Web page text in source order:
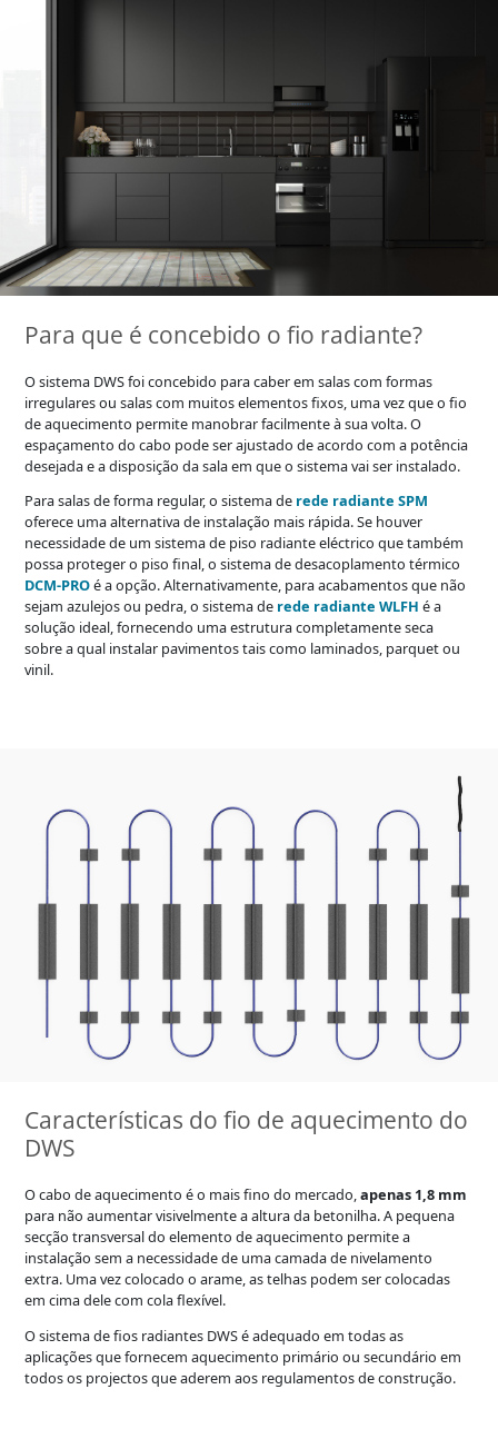
Para que é concebido o fio radiante?
O sistema DWS foi concebido para caber em salas com formas
irregulares ou salas com muitos elementos fixos, uma vez que o fio
de aquecimento permite manobrar facilmente à sua volta. O
espaçamento do cabo pode ser ajustado de acordo com a potência
desejada e a disposição da sala em que o sistema vai ser instalado.
Para salas de forma regular, o sistema de rede radiante SPM
oferece uma alternativa de instalação mais rápida. Se houver
necessidade de um sistema de piso radiante eléctrico que também
possa proteger o piso final, o sistema de desacoplamento térmico
DCM-PROé a opção. Alternativamente, para acabamentos que não
sejam azulejos ou pedra, o sistema de rede radiante WLFH é a
solução ideal, fornecendo uma estrutura completamente seca
sobre a qual instalar pavimentos tais como laminados, parquet ou
vinil.
Características do fio de aquecimento do
DWS
O cabo de aquecimento é o mais fino do mercado,apenas 1,8 mm
para não aumentar visivelmente a altura da betonilha. A pequena
secção transversal do elemento de aquecimento permite a
instalação sem a necessidade de uma camada de nivelamento
extra. Uma vez colocado o arame, as telhas podem ser colocadas
em cima dele com cola flexível.
O sistema de fios radiantes DWS é adequado em todas as
aplicações que fornecem aquecimento primário ou secundário em
todos os projectos que aderem aos regulamentos de construção.